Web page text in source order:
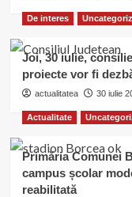
De interes
Joi, 30 iulie,
proiecte vor fi
actualitatea 30 iulie
Actualitate
Primăria Comunei
campus școlar
reabilitată